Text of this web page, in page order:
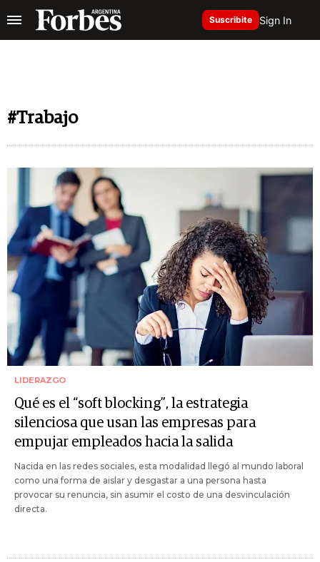
Suscribite Sign In
#Trabajo
LIDERAZGO
Qué es el “soft blocking”, la estrategia
silenciosa que usan las empresas para
empujar empleados hacia la salida
Nacida en las redes sociales, esta modalidad llegó al mundo laboral
como una forma de aislar y desgastar a una persona hasta
provocar su renuncia, sin asumir el costo de una desvinculación
directa.